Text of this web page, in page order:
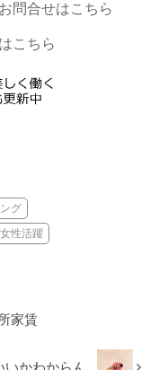
問合せはこちら
こちら
グ
女性活躍
家賃